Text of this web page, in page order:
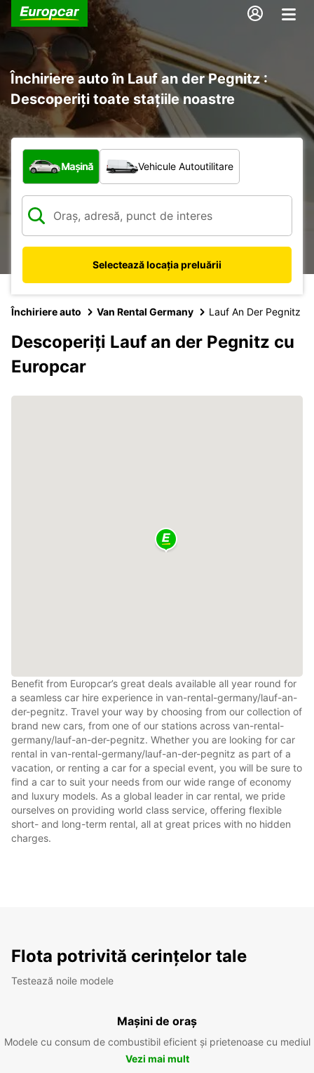
Închiriere auto în Lauf an der Pegnitz :
Descoperiți toate stațiile noastre
Ce tip de vehicul?
Mașină Vehicule Autoutilitare
Selectează locația preluării
Închiriere auto Van Rental Germany Lauf An Der Pegnitz
Descoperiți Lauf an der Pegnitz cu
Europcar
Benefit from Europcar’s great deals available all year round for
a seamless car hire experience in van-rental-germany/lauf-an-
der-pegnitz. Travel your way by choosing from our collection of
brand new cars, from one of our stations across van-rental-
germany/lauf-an-der-pegnitz. Whether you are looking for car
rental in van-rental-germany/lauf-an-der-pegnitz as part of a
vacation, or renting a car for a special event, you will be sure to
find a car to suit your needs from our wide range of economy
and luxury models. As a global leader in car rental, we pride
ourselves on providing world class service, offering flexible
short- and long-term rental, all at great prices with no hidden
charges.
Flota potrivită cerințelor tale
Testează noile modele
Mașini de oraș
Modele cu consum de combustibil eficient și prietenoase cu mediul
Vezi mai mult